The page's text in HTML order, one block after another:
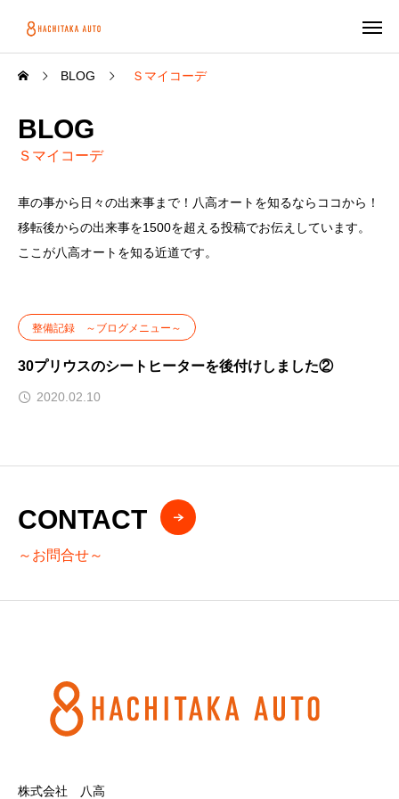
BLOG Ｓマイコーデ
BLOG
Ｓマイコーデ
車の事から日々の出来事まで！八高オートを知るならココから！
移転後からの出来事を1500を超える投稿でお伝えしています。
ここが八高オートを知る近道です。
整備記録 ～ブログメニュー～
30プリウスのシートヒーターを後付けしました②
2020.02.10
CONTACT
～お問合せ～
株式会社 八高